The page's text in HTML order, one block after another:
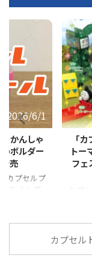
2026/2/1
かんしゃ
しい音楽
年5月発
かんしゃ
「
トー
カプ
カプセル